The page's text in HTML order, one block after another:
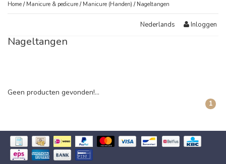
Home / Manicure & pedicure / Manicure (Handen) / Nageltangen
Nederlands Inloggen
Nageltangen
Geen producten gevonden!...
1